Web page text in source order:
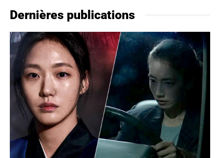
Dernières publications